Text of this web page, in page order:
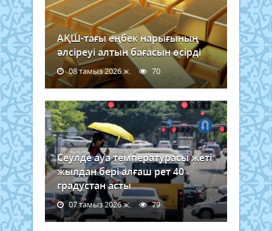
АҚШ-тағы еңбек нарығының
әлсіреуі алтын бағасын өсірді
08 тамыз 2026 ж. 70
Сеулде ауа температурасы жеті
жылдан бері алғаш рет 40
градустан асты
07 тамыз 2026 ж. 79